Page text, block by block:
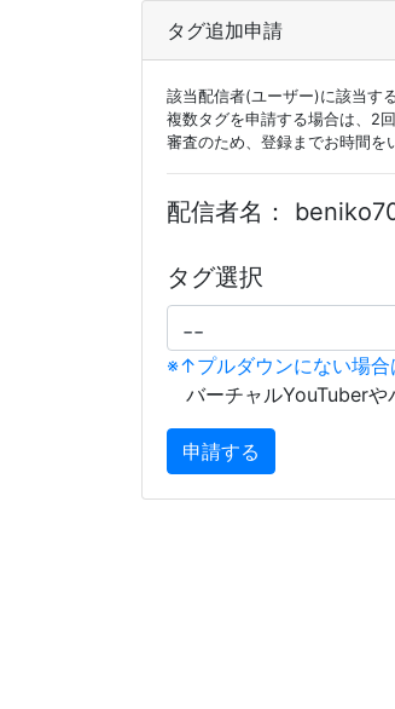
タグ追加申請
該当配信者(ユーザー)に該当す
複数タグを申請する場合は、2
審査のため、登録までお時間を
配信者名：
タグ選択
※↑プルダウンにない場合
バーチャルYouTuberや
申請する